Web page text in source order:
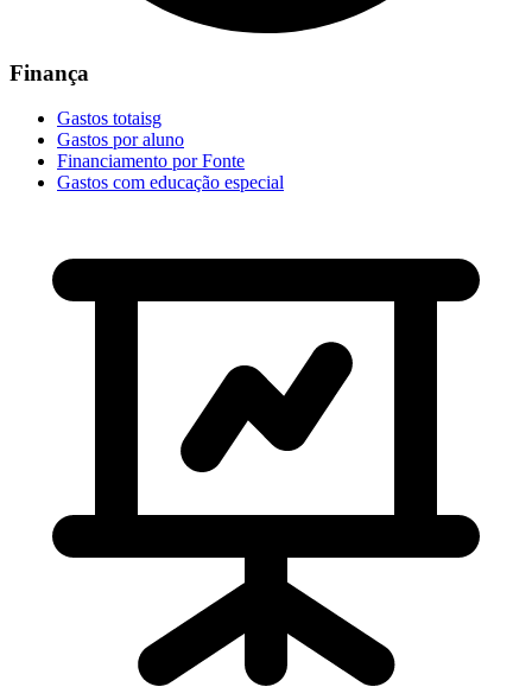
Finança
Gastos totaisg
Gastos por aluno
Financiamento por Fonte
Gastos com educação especial